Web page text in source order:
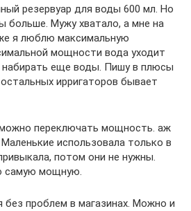
резервуар для воды 600 мл. Но
больше. Мужу хватало, а мне на
я люблю максимальную
мощности вода уходит
набирать еще воды. Пишу в плюсы
ирригаторов бывает
переключать мощность. аж
использовала только в
потом они не нужны.
самую мощную.
без проблем в магазинах. Можно и